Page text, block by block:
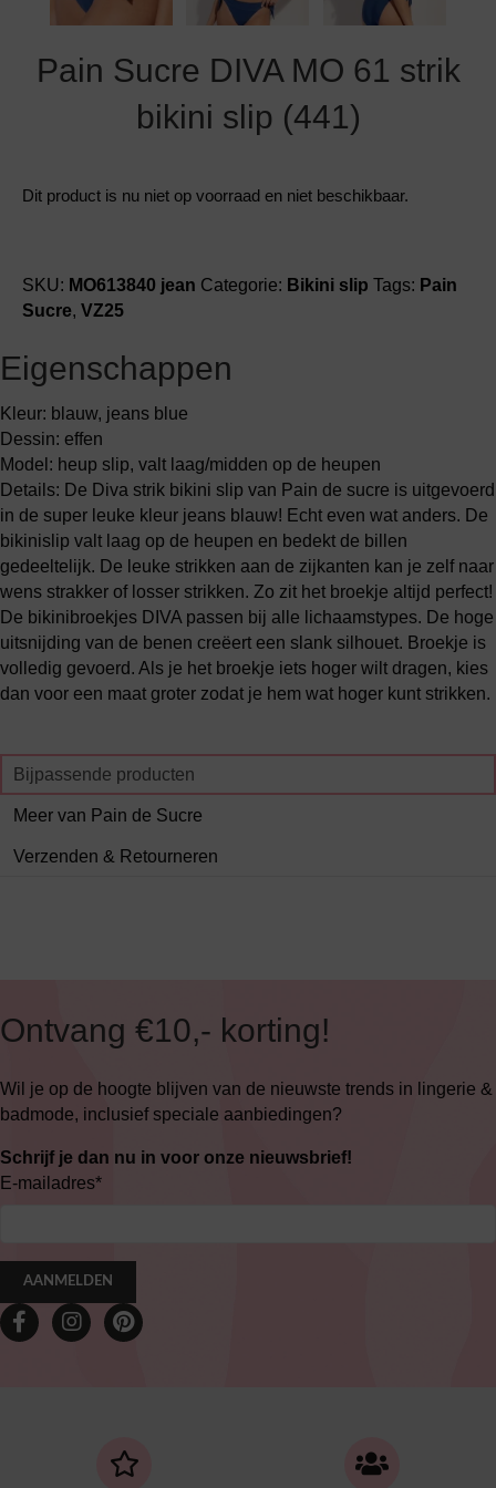
Pain Sucre DIVA MO 61 strik
bikini slip (441)
Dit product is nu niet op voorraad en niet beschikbaar.
SKU: MO613840 jean Categorie: Bikini slip Tags: Pain
Sucre, VZ25
Eigenschappen
Kleur: blauw, jeans blue
Dessin: effen
Model: heup slip, valt laag/midden op de heupen
Details: De Diva strik bikini slip van Pain de sucre is uitgevoerd
in de super leuke kleur jeans blauw! Echt even wat anders. De
bikinislip valt laag op de heupen en bedekt de billen
gedeeltelijk. De leuke strikken aan de zijkanten kan je zelf naar
wens strakker of losser strikken. Zo zit het broekje altijd perfect!
De bikinibroekjes DIVA passen bij alle lichaamstypes. De hoge
uitsnijding van de benen creëert een slank silhouet. Broekje is
volledig gevoerd. Als je het broekje iets hoger wilt dragen, kies
dan voor een maat groter zodat je hem wat hoger kunt strikken.
Bijpassende producten
Meer van Pain de Sucre
Verzenden & Retourneren
Ontvang €10,- korting!
Wil je op de hoogte blijven van de nieuwste trends in lingerie &
badmode, inclusief speciale aanbiedingen?
Schrijf je dan nu in voor onze nieuwsbrief!
E-mailadres*
AANMELDEN